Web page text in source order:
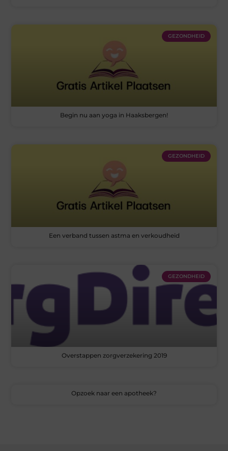
GEZONDHEID
Begin nu aan yoga in Haaksbergen!
GEZONDHEID
Een verband tussen astma en verkoudheid
GEZONDHEID
Overstappen zorgverzekering 2019
Opzoek naar een apotheek?